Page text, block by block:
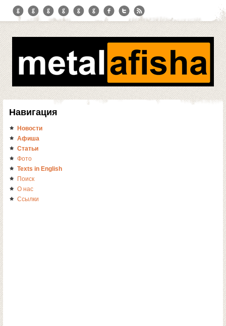
Навигация
Новости
Афиша
Статьи
Фото
Texts in English
Поиск
О нас
Ссылки